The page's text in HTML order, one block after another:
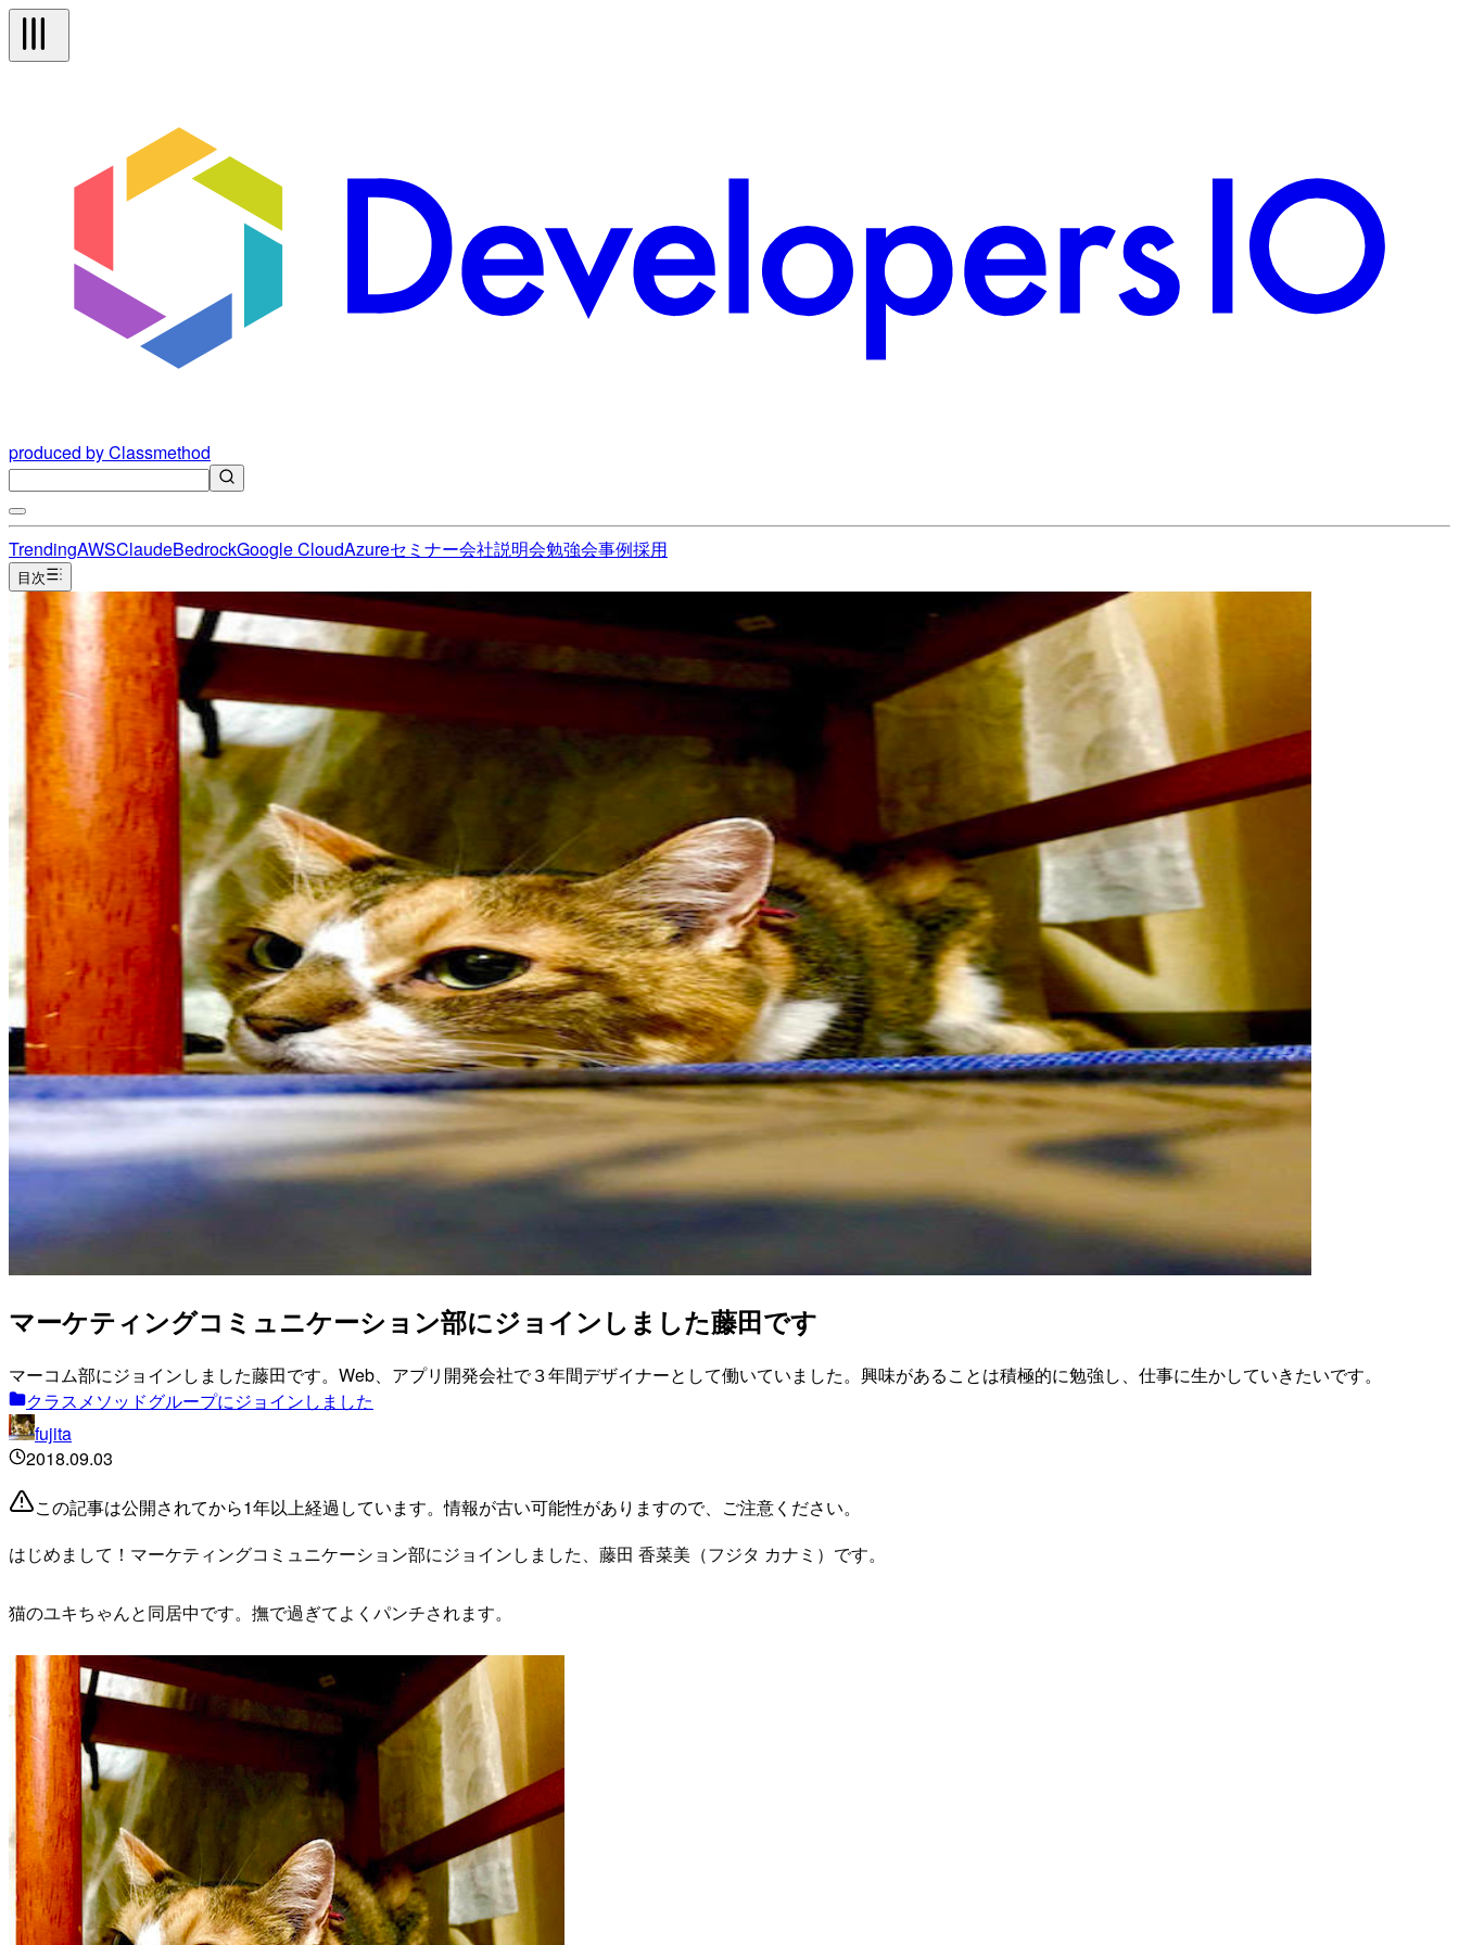
produced by Classmethod
TrendingAWSClaudeBedrockGoogle CloudAzureセミナー会社説明会勉強会事例採用
目次
マーケティングコミュニケーション部にジョインしました藤田です
マーコム部にジョインしました藤田です。Web、アプリ開発会社で３年間デザイナーとして働いていました。興味があることは積極的に勉強し、仕事に生かしていきたいです。
クラスメソッドグループにジョインしました
fujita
2018.09.03
この記事は公開されてから1年以上経過しています。情報が古い可能性がありますので、ご注意ください。
はじめまして！マーケティングコミュニケーション部にジョインしました、藤田 香菜美（フジタ カナミ）です。
猫のユキちゃんと同居中です。撫で過ぎてよくパンチされます。